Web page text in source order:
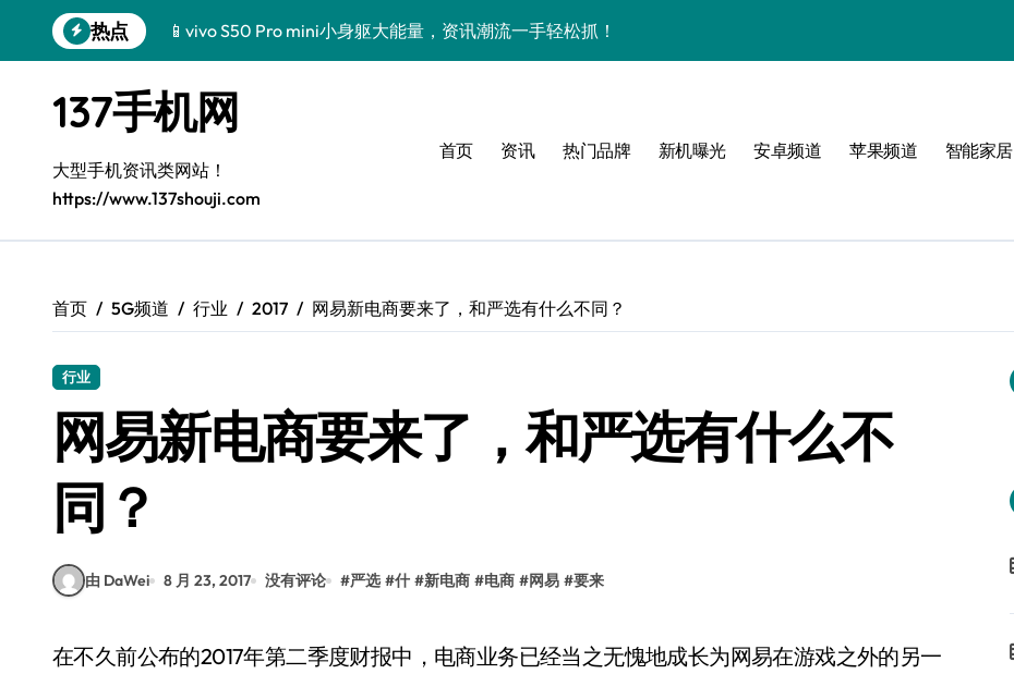
到
热点
三星Galaxy Z TriFold来袭，三折叠屏开启手机新视界！
三星Galaxy S26来袭！创新黑科技，重塑手机时尚新体验！
三星Galaxy Z Fold7抢先探秘！手机管家揭秘超燃新亮点
S25 Ultra颜值炸裂！定制主题潮到没朋友！
S26+颜值暴击！机皇美颜秘籍大公开
A56 5G登场，刷新三星时尚新高度！
137手机网
大型手机资讯类网站！
https://www.137shouji.com
首页 资讯 热门品牌 新机曝光 安卓频道 苹果频道 智能家居
首页 5G频道 行业 2017 网易新电商要来了，和严选有什么不同？
行业
网易新电商要来了，和严选有什么不
同？
由 DaWei 8 月 23, 2017 没有评论 #严选 #什 #新电商 #电商 #网易 #要来
在不久前公布的2017年第二季度财报中，电商业务已经当之无愧地成长为网易在游戏之外的另一